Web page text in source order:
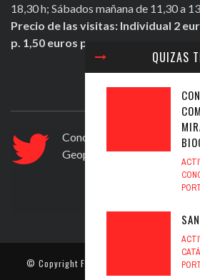
QUIZAS
18,30 h; Sábados mañana de 11,30 a
Precio de las visitas: Individual 2
p. 1,50 euros persona.
ULTIMOS
Conocer Guadix y comarca,
Geoparque de Granada
© Copyright Fundación Pintor Julio
reservados.